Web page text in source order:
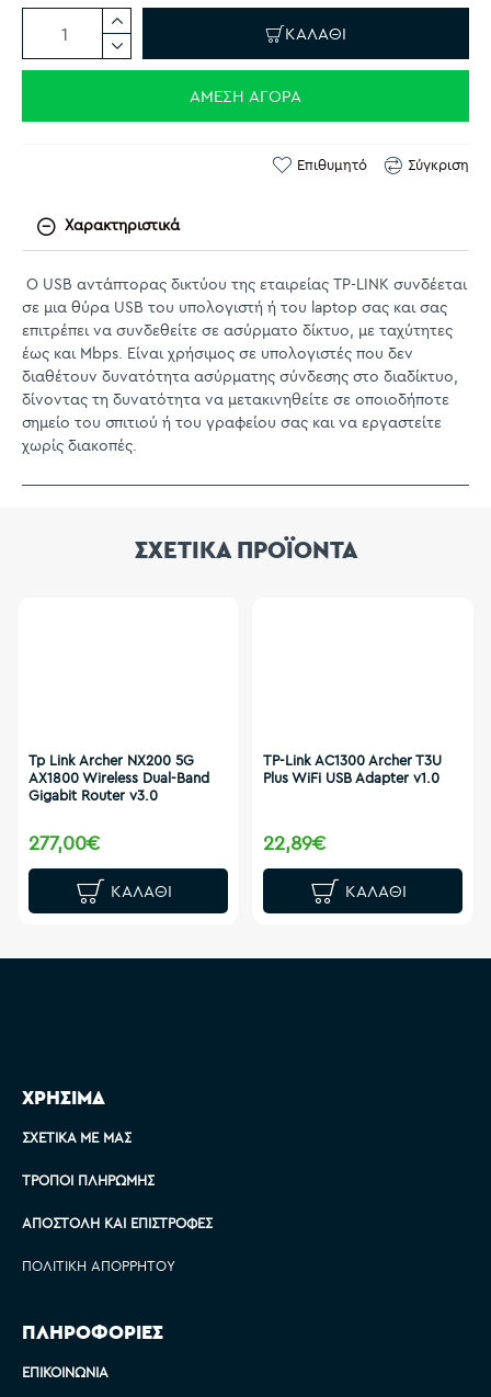
ΚΑΛΆΘΙ
ΆΜΕΣΗ ΑΓΟΡΆ
Επιθυμητό Σύγκριση
Χαρακτηριστικά
Ο USB αντάπτορας δικτύου της εταιρείας TP-LINK συνδέεται
σε μια θύρα USB του υπολογιστή ή του laptop σας και σας
επιτρέπει να συνδεθείτε σε ασύρματο δίκτυο, με ταχύτητες
έως και Mbps. Είναι χρήσιμος σε υπολογιστές που δεν
διαθέτουν δυνατότητα ασύρματης σύνδεσης στο διαδίκτυο,
δίνοντας τη δυνατότητα να μετακινηθείτε σε οποιοδήποτε
σημείο του σπιτιού ή του γραφείου σας και να εργαστείτε
χωρίς διακοπές.
ΣΧΕΤΙΚΑ ΠΡΟΪΟΝΤΑ
Tp Link Archer NX200 5G
AX1800 Wireless Dual-Band
Gigabit Router v3.0
277,00€
ΚΑΛΆΘΙ
TP-Link AC1300 Archer T3U
Plus WiFi USB Adapter v1.0
22,89€
ΚΑΛΆΘΙ
ΧΡΗΣΙΜΑ
ΣΧΕΤΙΚΆ ΜΕ ΜΑΣ
ΤΡΌΠΟΙ ΠΛΗΡΩΜΉΣ
ΑΠΟΣΤΟΛΉ ΚΑΙ ΕΠΙΣΤΡΟΦΈΣ
ΠΟΛΙΤΙΚΉ ΑΠΟΡΡΉΤΟΥ
ΠΛΗΡΟΦΟΡΙΕΣ
ΕΠΙΚΟΙΝΩΝΊΑ